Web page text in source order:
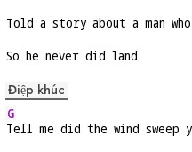
Told a story about a man
So he never did land
Điệp khúc
G
Tell me did the wind sweep